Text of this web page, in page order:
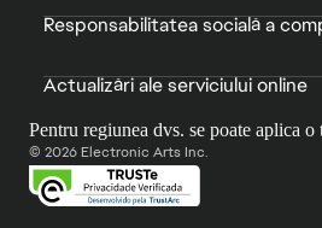
Responsabilitatea socială a
Actualizări ale serviciului online
Pentru regiunea dvs. se poate aplica o
© 2026 Electronic Arts Inc.